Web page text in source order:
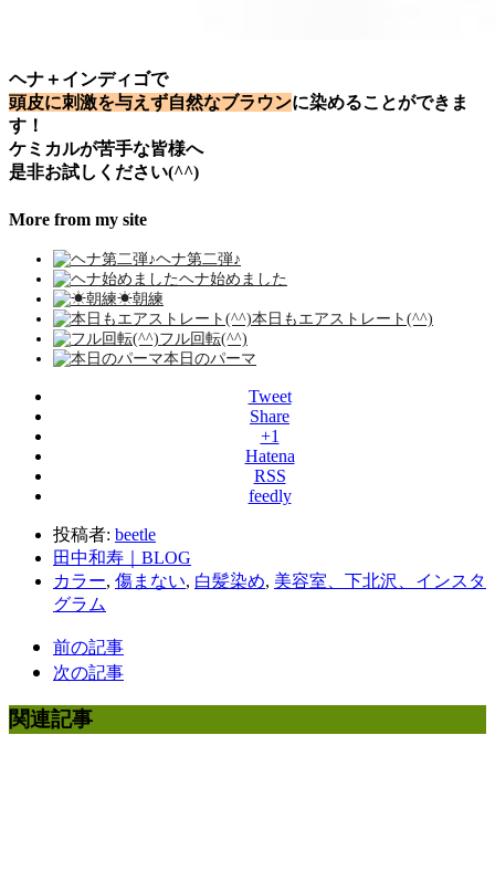
ヘナ＋インディゴで
頭皮に刺激を与えず自然なブラウンに染めることができま
す！
ケミカルが苦手な皆様へ
是非お試しください(^^)
More from my site
ヘナ第二弾♪
ヘナ始めました
☀︎朝練
本日もエアストレート(^^)
フル回転(^^)
本日のパーマ
Tweet
Share
+1
Hatena
RSS
feedly
投稿者: beetle
田中和寿｜BLOG
カラー, 傷まない, 白髪染め, 美容室、下北沢、インスタ
グラム
前の記事
次の記事
関連記事